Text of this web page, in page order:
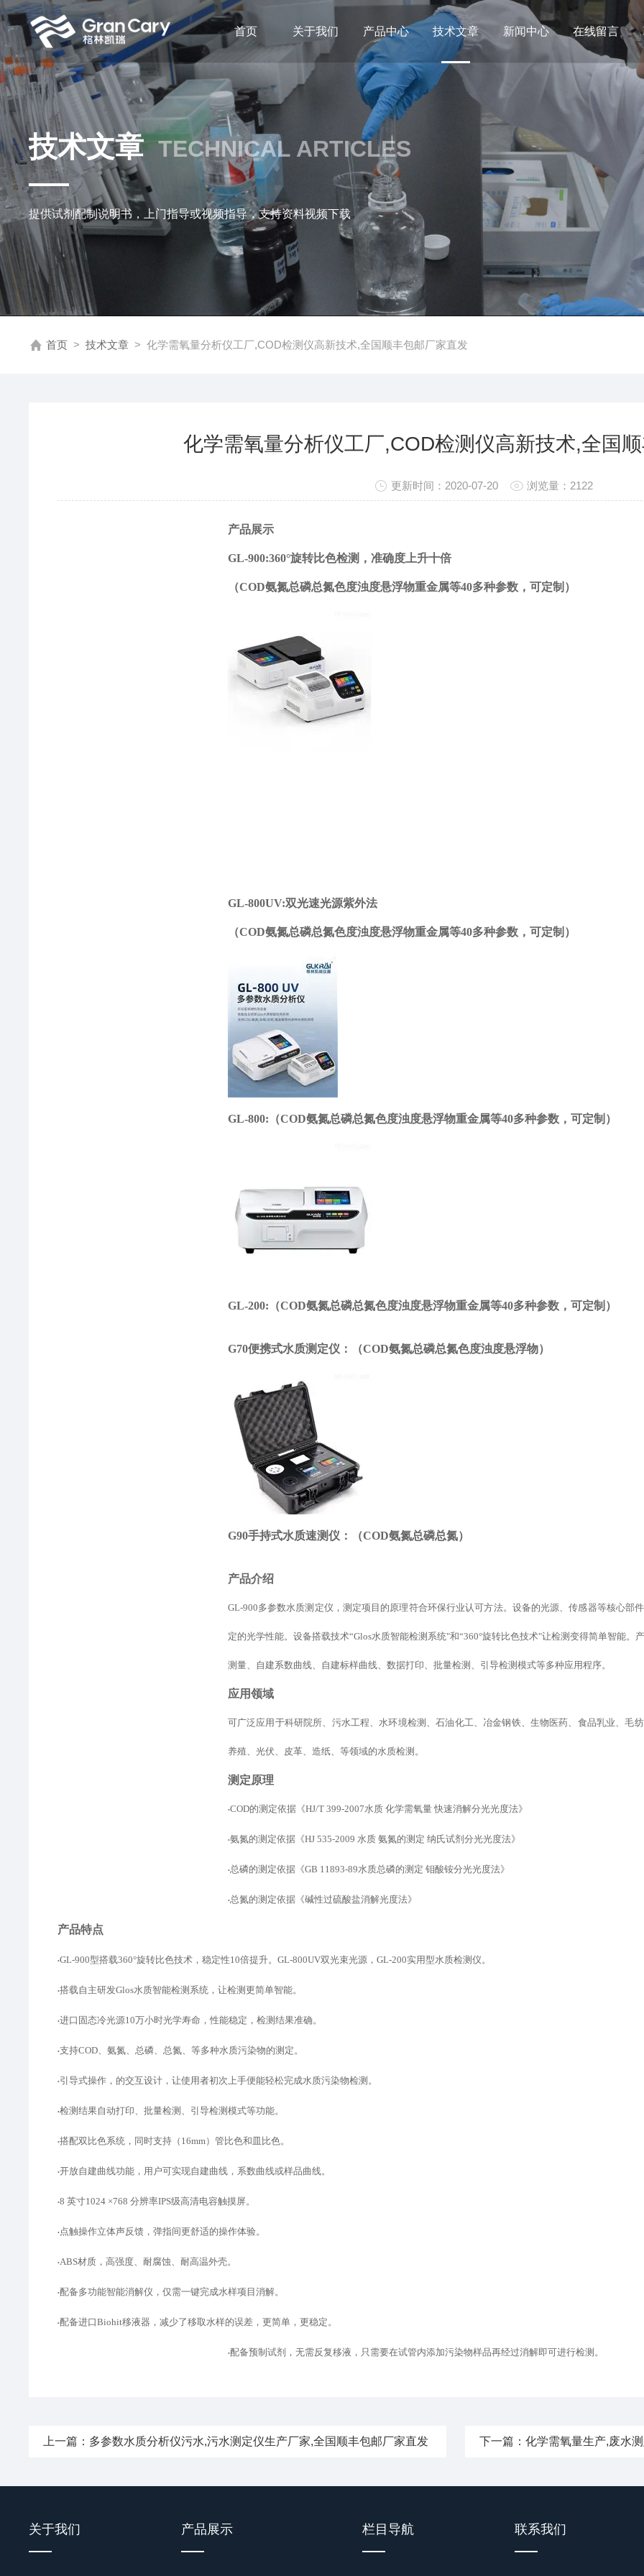
首页 关于我们 产品中心 技术文章 新闻中心 在线留言
技术文章 TECHNICAL ARTICLES
提供试剂配制说明书，上门指导或视频指导，支持资料视频下载
首页 > 技术文章 > 化学需氧量分析仪工厂,COD检测仪高新技术,全国顺丰包邮厂家直发
化学需氧量分析仪工厂,COD检测仪高新技术,全国
更新时间：2020-07-20 浏览量：2122
产品展示
GL-900:360°旋转比色检测，准确度上升十倍
（COD氨氮总磷总氮色度浊度悬浮物重金属等40多种参数，可定制）
GL-800UV:双光速光源紫外法
（COD氨氮总磷总氮色度浊度悬浮物重金属等40多种参数，可定制）
GL-800:（COD氨氮总磷总氮色度浊度悬浮物重金属等40多种参数，可定制）
GL-200:（COD氨氮总磷总氮色度浊度悬浮物重金属等40多种参数，可定制）
G70便携式水质测定仪：（COD氨氮总磷总氮色度浊度悬浮物）
G90手持式水质速测仪：（COD氨氮总磷总氮）
产品介绍
GL-900多参数水质测定仪，测定项目的原理符合环保行业认可方法。设备的光源、传感器等核心部
定的光学性能。设备搭载技术“Glos水质智能检测系统"和“360°旋转比色技术"让检测变得简单智能。
测量、自建系数曲线、 自建标样曲线、数据打印、批量检测、引导检测模式等多种应用程序。
应用领域
可广泛应用于科研院所、污水工程、水环境检测、石油化工、冶金钢铁、生物医药、食品乳业、毛
养殖、光伏、皮革、造纸、等领域的水质检测。
测定原理
•COD的测定依据《HJ/T 399-2007水质 化学需氧量 快速消解分光光度法》
•氨氮的测定依据《HJ 535-2009 水质 氨氮的测定 纳氏试剂分光光度法》
•总磷的测定依据《GB 11893-89水质总磷的测定 钼酸铵分光光度法》
•总氮的测定依据《碱性过硫酸盐消解光度法》
产品特点
•GL-900型搭载360°旋转比色技术，稳定性10倍提升。GL-800UV双光束光源，GL-200实用型水质检测仪。
•搭载自主研发Glos水质智能检测系统，让检测更简单智能。
•进口固态冷光源10万小时光学寿命，性能稳定，检测结果准确。
•支持COD、氨氮、总磷、总氮、等多种水质污染物的测定。
•引导式操作，的交互设计，让使用者初次上手便能轻松完成水质污染物检测。
•检测结果自动打印、批量检测、引导检测模式等功能。
•搭配双比色系统，同时支持（ 16mm）管比色和皿比色。
•开放自建曲线功能，用户可实现自建曲线，系数曲线或样品曲线。
•8 英寸1024 ×768 分辨率IPS级高清电容触摸屏。
•点触操作立体声反馈，弹指间更舒适的操作体验。
•ABS材质，高强度、耐腐蚀、耐高温外壳。
•配备多功能智能消解仪，仅需一键完成水样项目消解。
•配备进口 Biohit移液器，减少了移取水样的误差，更简单，更稳定。
•配备预制试剂，无需反复移液，只需要在试管内添加污染物样品再经过消解即可进行检测。
上一篇： 多参数水质分析仪污水,污水测定仪生产厂家,全国顺丰包邮厂家直发 下一篇： 化学需氧量生产,废水
关于我们 产品展示 栏目导航 联系我们